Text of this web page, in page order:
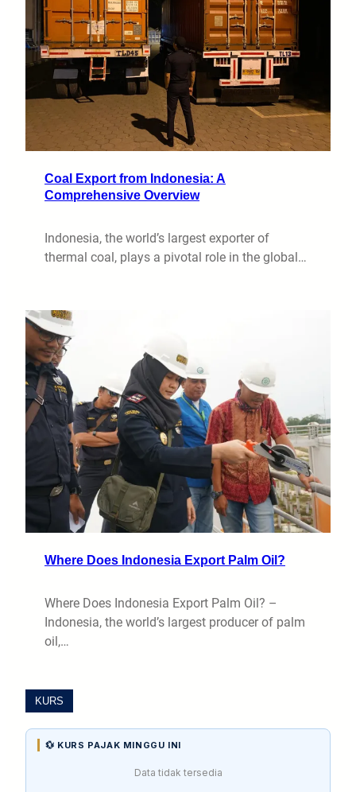
Coal Export from Indonesia: A
Comprehensive Overview
Indonesia, the world’s largest exporter of
thermal coal, plays a pivotal role in the global…
Where Does Indonesia Export Palm Oil?
Where Does Indonesia Export Palm Oil? –
Indonesia, the world’s largest producer of palm
oil,…
KURS
💱 KURS PAJAK MINGGU INI
Data tidak tersedia